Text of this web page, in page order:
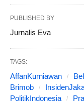
PUBLISHED BY
Jurnalis Eva
TAGS:
AffanKurniawan
Brimob
PolitikIndonesia